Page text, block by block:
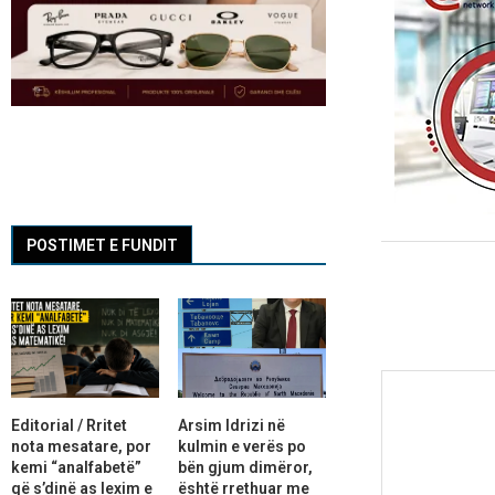
POSTIMET E FUNDIT
Editorial / Rritet
nota mesatare, por
kemi “analfabetë”
që s’dinë as lexim e
Arsim Idrizi në
kulmin e verës po
bën gjum dimëror,
është rrethuar me